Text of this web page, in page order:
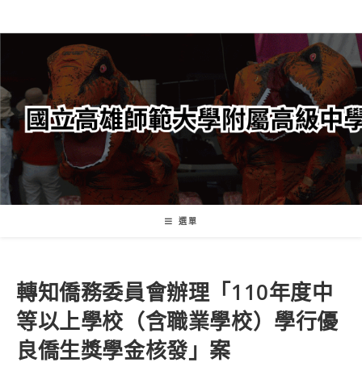
轉
要
內
容
選單
轉知僑務委員會辦理「110年度中
等以上學校（含職業學校）學行優
良僑生獎學金核發」案